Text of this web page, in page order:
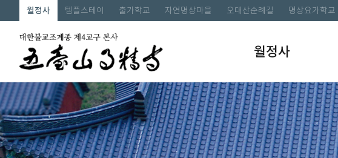
월정사 템플스테이 출가학교 자연명상마을 오대산순례길 명상요가학교
월정사